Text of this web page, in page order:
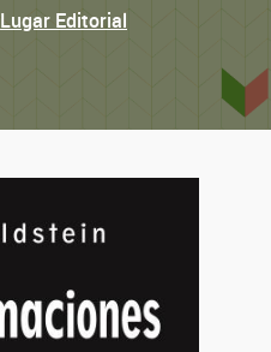
Lugar Editorial